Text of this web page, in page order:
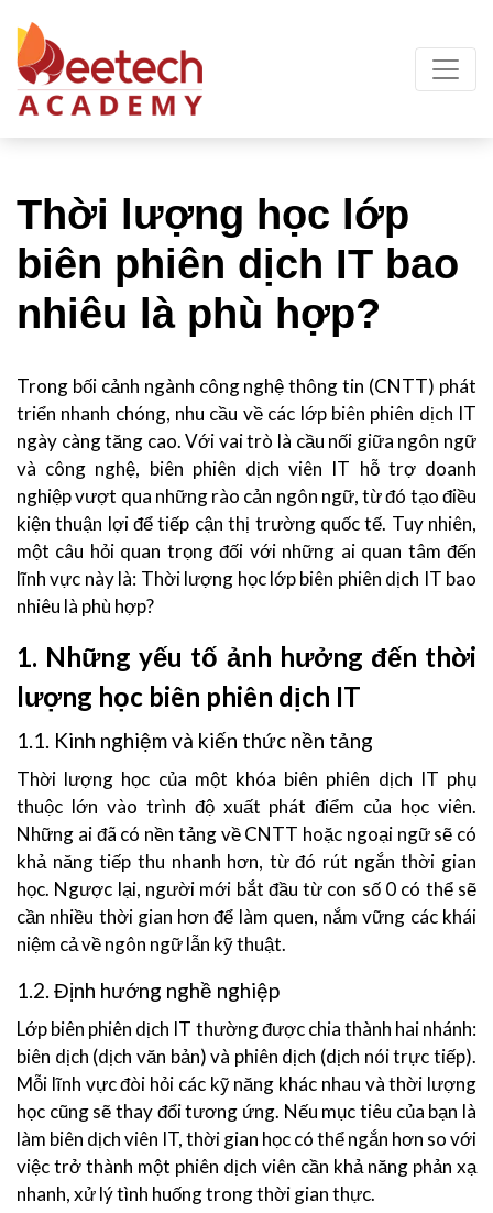
Thời lượng học lớp
biên phiên dịch IT bao
nhiêu là phù hợp?
Trong bối cảnh ngành công nghệ thông tin (CNTT) phát
triển nhanh chóng, nhu cầu về các lớp biên phiên dịch IT
ngày càng tăng cao. Với vai trò là cầu nối giữa ngôn ngữ
và công nghệ, biên phiên dịch viên IT hỗ trợ doanh
nghiệp vượt qua những rào cản ngôn ngữ, từ đó tạo điều
kiện thuận lợi để tiếp cận thị trường quốc tế. Tuy nhiên,
một câu hỏi quan trọng đối với những ai quan tâm đến
lĩnh vực này là: Thời lượng học lớp biên phiên dịch IT bao
nhiêu là phù hợp?
1. Những yếu tố ảnh hưởng đến thời
lượng học biên phiên dịch IT
1.1. Kinh nghiệm và kiến thức nền tảng
Thời lượng học của một khóa biên phiên dịch IT phụ
thuộc lớn vào trình độ xuất phát điểm của học viên.
Những ai đã có nền tảng về CNTT hoặc ngoại ngữ sẽ có
khả năng tiếp thu nhanh hơn, từ đó rút ngắn thời gian
học. Ngược lại, người mới bắt đầu từ con số 0 có thể sẽ
cần nhiều thời gian hơn để làm quen, nắm vững các khái
niệm cả về ngôn ngữ lẫn kỹ thuật.
1.2. Định hướng nghề nghiệp
Lớp biên phiên dịch IT thường được chia thành hai nhánh:
biên dịch (dịch văn bản) và phiên dịch (dịch nói trực tiếp).
Mỗi lĩnh vực đòi hỏi các kỹ năng khác nhau và thời lượng
học cũng sẽ thay đổi tương ứng. Nếu mục tiêu của bạn là
làm biên dịch viên IT, thời gian học có thể ngắn hơn so với
việc trở thành một phiên dịch viên cần khả năng phản xạ
nhanh, xử lý tình huống trong thời gian thực.